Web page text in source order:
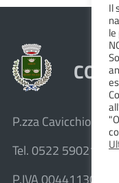
P.zza Cavicchioni, 8
Tel. 0522 590211 –
P.IVA 00441130358
Il